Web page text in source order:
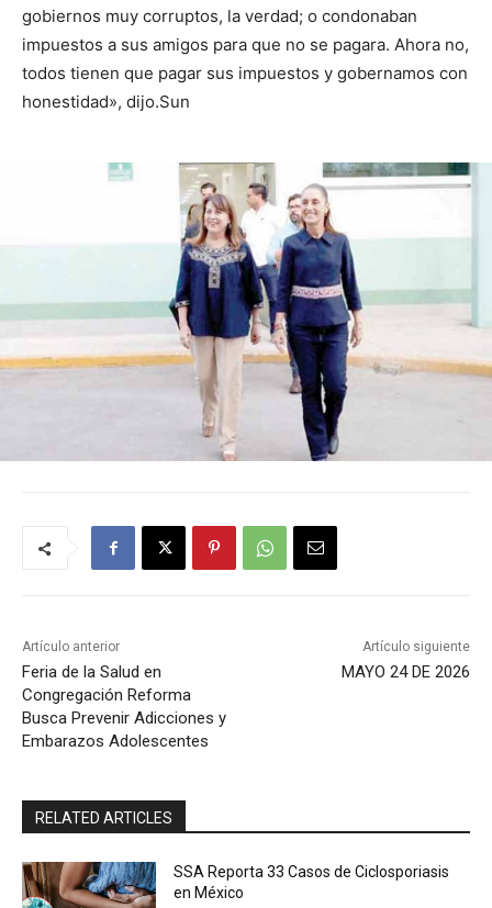
gobiernos muy corruptos, la verdad; o condonaban
impuestos a sus amigos para que no se pagara. Ahora no,
todos tienen que pagar sus impuestos y gobernamos con
honestidad», dijo.Sun
Artículo anterior
Feria de la Salud en
Congregación Reforma
Busca Prevenir Adicciones y
Embarazos Adolescentes
Artículo siguiente
MAYO 24 DE 2026
RELATED ARTICLES
SSA Reporta 33 Casos de Ciclosporiasis
en México